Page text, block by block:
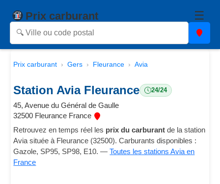
Prix carburant ☰
Prix carburant Gers Fleurance Avia
Station Avia Fleurance 24/24
45, Avenue du Général de Gaulle
32500 Fleurance France
Retrouvez en temps réel les prix du carburant de la station
Avia située à Fleurance (32500). Carburants disponibles :
Gazole, SP95, SP98, E10. —Toutes les stations Avia en
France